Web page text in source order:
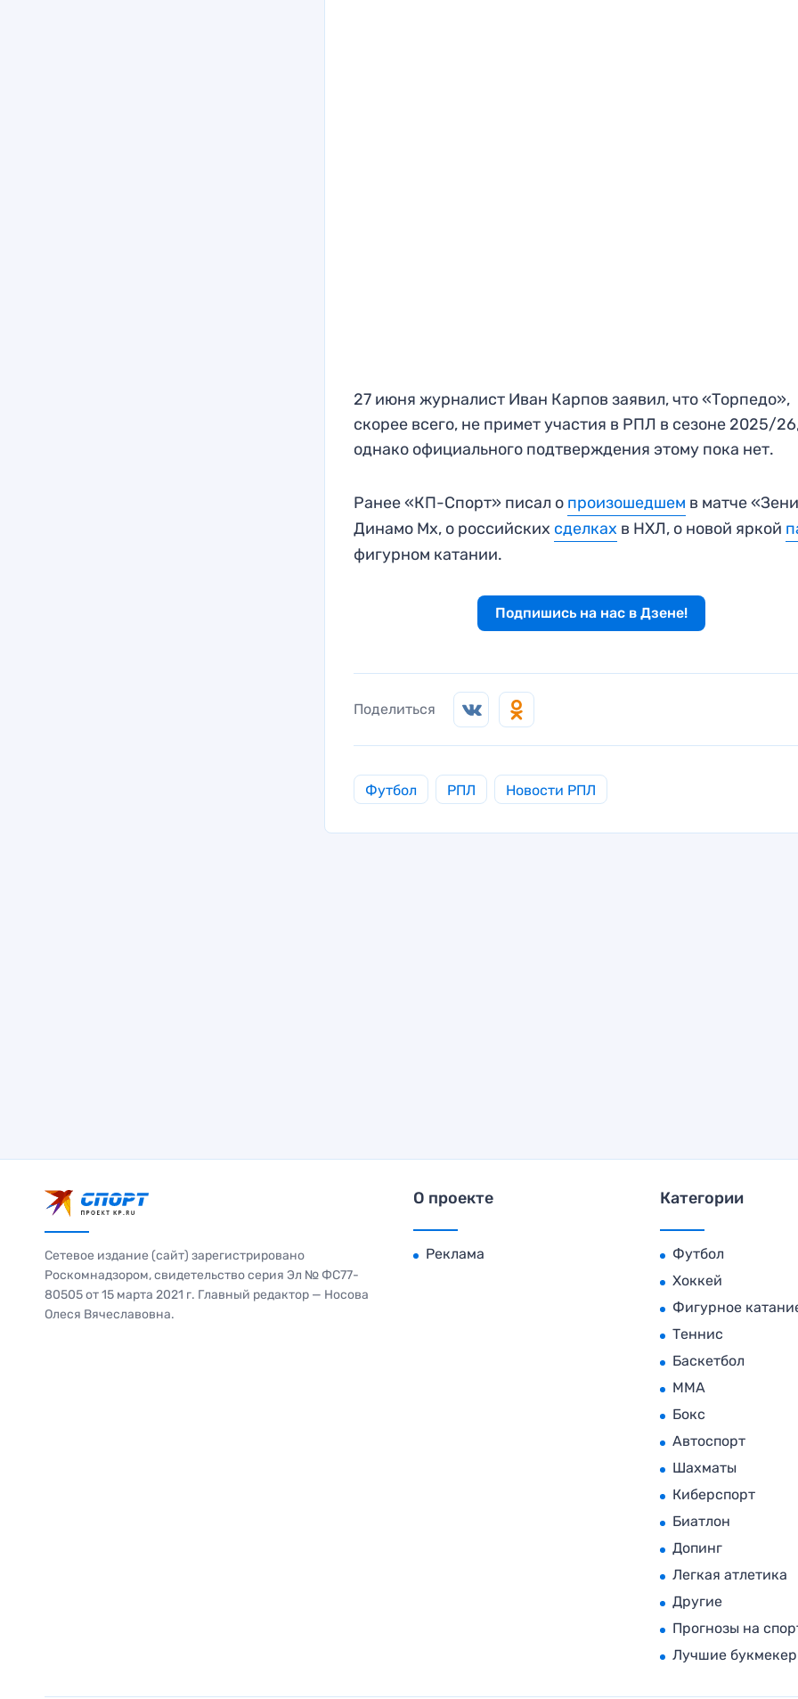
27 июня журналист Иван Карпов заявил, что «Торпедо»,
скорее всего, не примет участия в РПЛ в сезоне 2025/
однако официального подтверждения этому пока нет.
Ранее «КП-Спорт» писал о произошедшем в матче
Динамо Мх, о российских сделках в НХЛ, о новой яркой
фигурном катании.
Подпишись на нас в Дзене!
Поделиться
Футбол РПЛ Новости РПЛ
Сетевое издание (сайт) зарегистрировано
Роскомнадзором, свидетельство серия Эл № ФС77-
80505 от 15 марта 2021 г. Главный редактор — Носова
Олеся Вячеславовна.
О проекте
Реклама
Категории
Футбол
Хоккей
Фигурное
Теннис
Баскетбол
MMA
Бокс
Автоспорт
Шахматы
Киберспорт
Биатлон
Допинг
Легкая атлетика
Другие
Прогнозы на
Лучшие